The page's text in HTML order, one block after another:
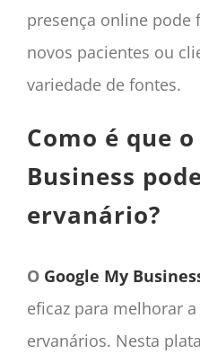
presença online pode
novos pacientes ou
variedade de fontes.
Como é que
Business
ervanário?
O Google My
eficaz para melhorar
ervanários. Nesta